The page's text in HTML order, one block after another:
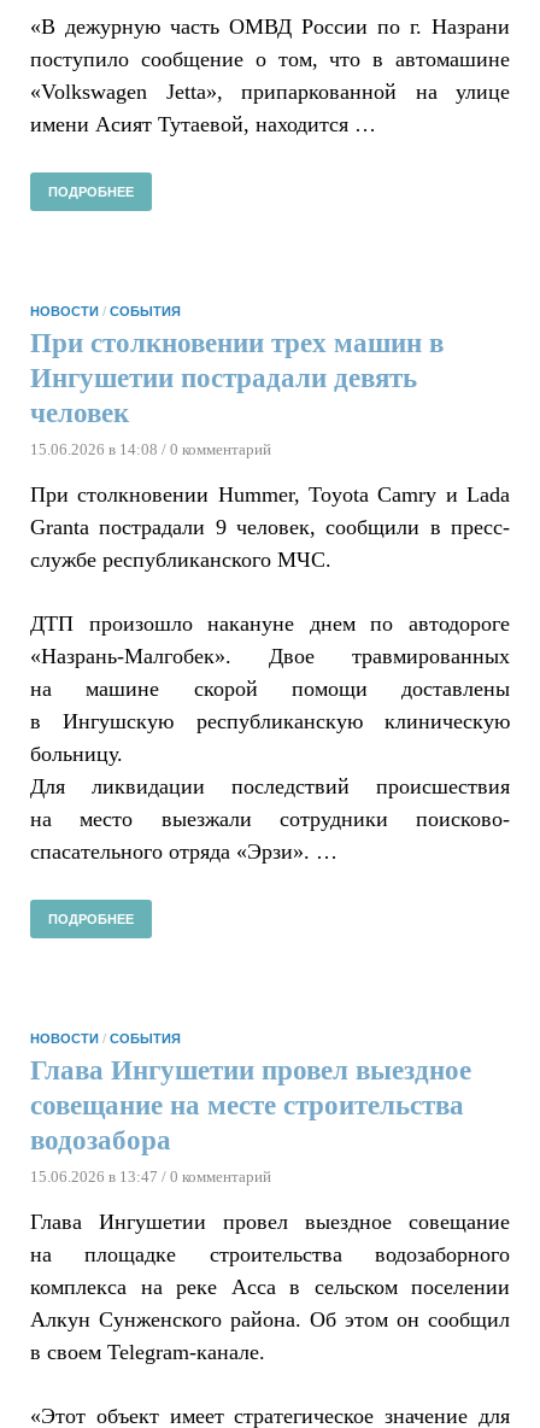
«В дежурную часть ОМВД России по г. Назрани
поступило сообщение о том, что в автомашине
«Volkswagen Jetta», припаркованной на улице
имени Асият Тутаевой, находится …
ПОДРОБНЕЕ
НОВОСТИ / СОБЫТИЯ
При столкновении трех машин в
Ингушетии пострадали девять
человек
15.06.2026 в 14:08 / 0 комментарий
При столкновении Hummer, Toyota Camry и Lada
Granta пострадали 9 человек, сообщили в пресс-
службе республиканского МЧС.
ДТП произошло накануне днем по автодороге
«Назрань-Малгобек». Двое травмированных
на машине скорой помощи доставлены
в Ингушскую республиканскую клиническую
больницу.
Для ликвидации последствий происшествия
на место выезжали сотрудники поисково-
спасательного отряда «Эрзи». …
ПОДРОБНЕЕ
НОВОСТИ / СОБЫТИЯ
Глава Ингушетии провел выездное
совещание на месте строительства
водозабора
15.06.2026 в 13:47 / 0 комментарий
Глава Ингушетии провел выездное совещание
на площадке строительства водозаборного
комплекса на реке Асса в сельском поселении
Алкун Сунженского района. Об этом он сообщил
в своем Telegram-канале.
«Этот объект имеет стратегическое значение для